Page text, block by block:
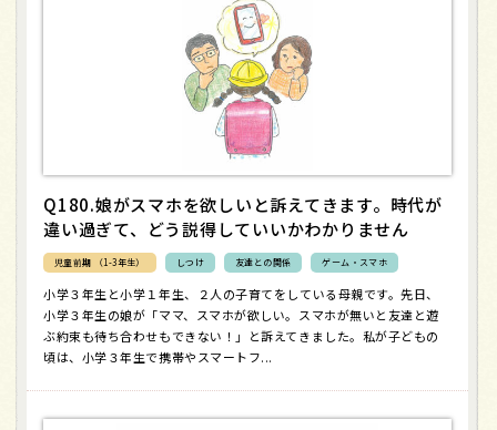
Q180.娘がスマホを欲しいと訴えてきます。時代が
違い過ぎて、どう説得していいかわかりません
児童前期 （1-3年生） しつけ 友達との関係 ゲーム・スマホ
小学３年生と小学１年生、２人の子育てをしている母親です。先日、
小学３年生の娘が「ママ、スマホが欲しい。スマホが無いと友達と遊
ぶ約束も待ち合わせもできない！」と訴えてきました。私が子どもの
頃は、小学３年生で携帯やスマートフ...